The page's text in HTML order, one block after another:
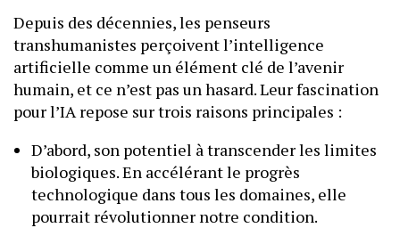
Depuis des décennies, les penseurs
transhumanistes perçoivent l’intelligence
artificielle comme un élément clé de l’avenir
humain, et ce n’est pas un hasard. Leur fascination
pour l’IA repose sur trois raisons principales :
D’abord, son potentiel à transcender les limites
biologiques. En accélérant le progrès
technologique dans tous les domaines, elle
pourrait révolutionner notre condition.